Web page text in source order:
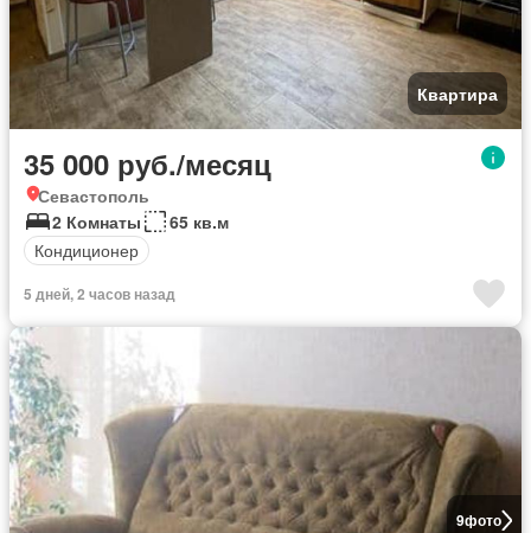
Квартира
35 000 руб./месяц
Севастополь
2 Комнаты
65 кв.м
Кондиционер
5 дней, 2 часов назад
9фото